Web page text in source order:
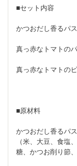
■セット内容
かつおだし香るパ
真っ赤なトマトの
真っ赤なトマトの
■原材料
かつおだし香るパ
（米、大豆、食塩
糖、かつお削り節